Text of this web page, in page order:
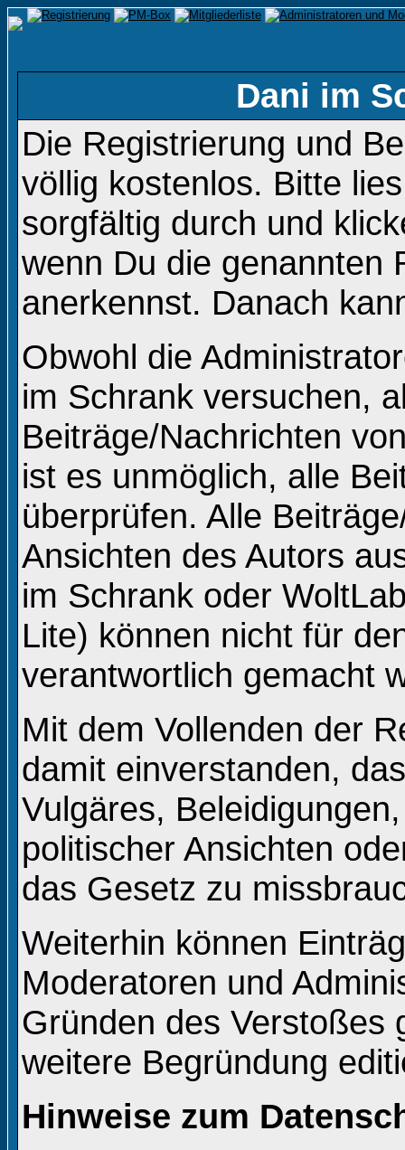
Dani im
Die Registrierung und
völlig kostenlos. Bitte
sorgfältig durch und
wenn Du die genannten
anerkennst. Danach
Obwohl die
im Schrank versuchen,
Beiträge/Nachrichten
ist es unmöglich, alle
überprüfen. Alle
Ansichten des Autors
im Schrank oder
Lite) können nicht für
verantwortlich gemacht
Mit dem Vollenden der
damit einverstanden,
Vulgäres,
politischer Ansichten
das Gesetz zu
Weiterhin können
Moderatoren und
Gründen des Verstoßes
weitere Begründung
Hinweise zum